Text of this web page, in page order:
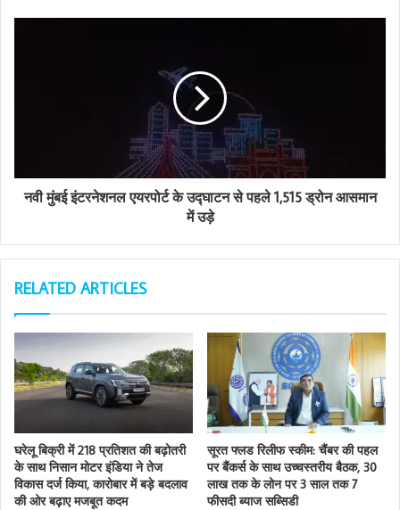
नवी मुंबई इंटरनेशनल एयरपोर्ट के उद्घाटन से पहले 1,515 ड्रोन आसमान
में उड़े
RELATED ARTICLES
घरेलू बिक्री में 218 प्रतिशत की बढ़ोतरी
के साथ निसान मोटर इंडिया ने तेज
विकास दर्ज किया, कारोबार में बड़े बदलाव
की ओर बढ़ाए मजबूत कदम
सूरत फ्लड रिलीफ स्कीम: चैंबर की पहल
पर बैंकर्स के साथ उच्चस्तरीय बैठक, 30
लाख तक के लोन पर 3 साल तक 7
फीसदी ब्याज सब्सिडी